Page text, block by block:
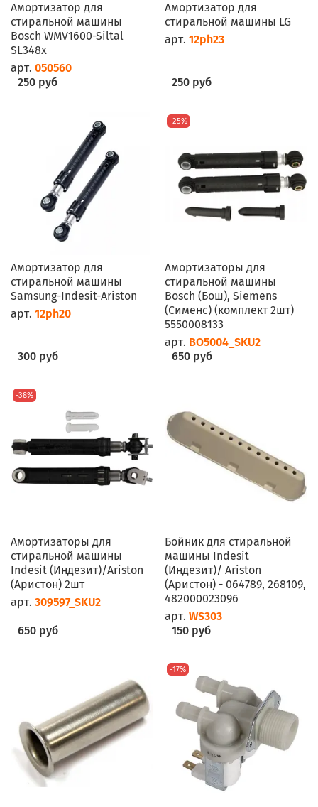
Амортизатор для
стиральной машины
Bosch WMV1600-Siltal
SL348x
арт. 050560
250 руб
Амортизатор для
стиральной машины LG
арт. 12ph23
250 руб
Амортизатор для
стиральной машины
Samsung-Indesit-Ariston
арт. 12ph20
300 руб
-25%
Амортизаторы для
стиральной машины
Bosch (Бош), Siemens
(Сименс) (комплект 2шт)
5550008133
арт. BO5004_SKU2
650 руб
-38%
Амортизаторы для
стиральной машины
Indesit (Индезит)/Ariston
(Аристон) 2шт
арт. 309597_SKU2
650 руб
Бойник для стиральной
машины Indesit
(Индезит)/ Ariston
(Аристон) - 064789, 268109,
482000023096
арт. WS303
150 руб
-17%